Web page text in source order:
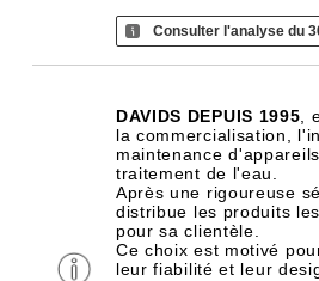
Consulter l'analyse du
DAVIDS DEPUIS 1995 ,
la commercialisation,
maintenance
traitement de l'eau.
Après une rigoureuse
distribue les produits
pour sa clientèle.
Ce choix est motivé
leur fiabilité et leur